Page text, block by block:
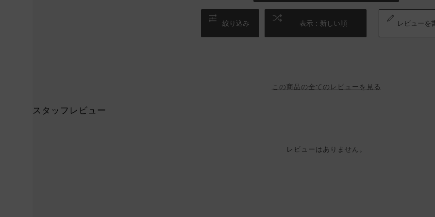
絞り込み 表示：新しい順 レビューを
この商品の全てのレビューを見る
スタッフレビュー
レビューはありません。